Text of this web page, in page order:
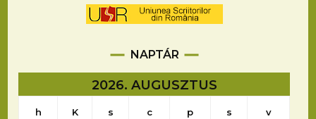
NAPTÁR
2026. AUGUSZTUS
h K s c p s v